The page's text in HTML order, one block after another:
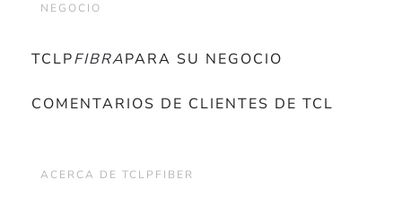
NEGOCIO
TCLPFIBRAPARA SU NEGOCIO
COMENTARIOS DE CLIENTES DE TCL
ACERCA DE TCLPFIBER